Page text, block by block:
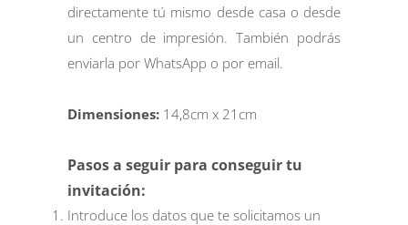
directamente tú mismo desde casa o desde
un centro de impresión. También podrás
enviarla por WhatsApp o por email.
Dimensiones: 14,8cm x 21cm
Pasos a seguir para conseguir tu
invitación:
Introduce los datos que te solicitamos un